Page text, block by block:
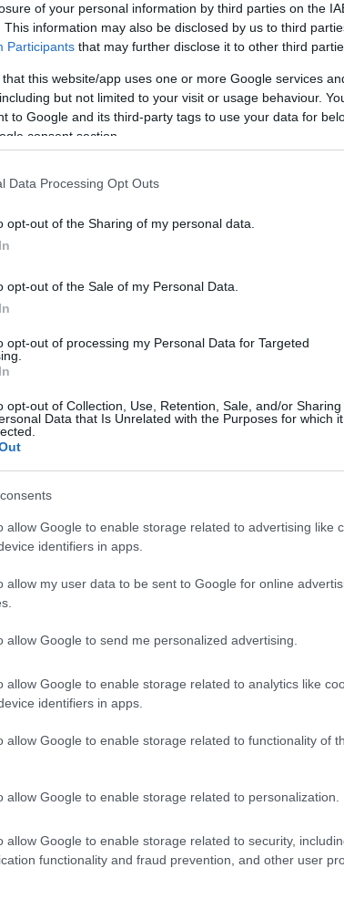
of your personal information by third parties on the
This information may also be disclosed by us to third
Participants that may further disclose it to other third
that this website/app uses one or more Google services
but not limited to your visit or usage behaviour.
to Google and its third-party tags to use your data for
consent section.
Data Processing Opt Outs
opt-out of the Sharing of my personal data.
opt-out of the Sale of my Personal Data.
opt-out of processing my Personal Data for Targeted
opt-out of Collection, Use, Retention, Sale, and/or Sharing
Data that Is Unrelated with the Purposes for which it
allow Google to enable storage related to advertising like
identifiers in apps.
allow my user data to be sent to Google for online
allow Google to send me personalized advertising.
allow Google to enable storage related to analytics like
identifiers in apps.
allow Google to enable storage related to functionality of
allow Google to enable storage related to personalization.
allow Google to enable storage related to security,
functionality and fraud prevention, and other user
nella sezioneLogindal menù del sito o
Prossimo articolo
Invia un Comunicato Stampa|Pubblicità|